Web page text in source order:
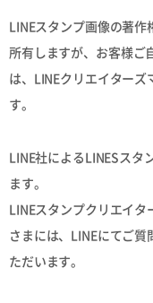
LINEスタンプ画像の著
所有しますが、お客様ご
は、LINEクリエイター
す。
LINE社によるLINESスタ
ます。
LINEスタンプクリエイ
さまには、LINEにてご
ただいます。